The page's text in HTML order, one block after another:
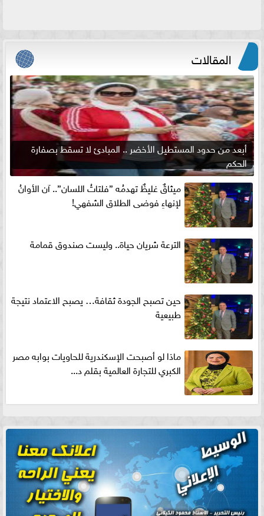
المقالات
أبعد من حدود المستطيل الأخضر .. المبادئ لا تسقط بصفارة
الحكم
ميثاقٌ غليظٌ تهدمُه ”فلتاتُ اللسان”.. آن الأوانُ
لإنهاءِ فوضى الطلاق الشفهي!
الترعة شريان حياة.. وليست صندوق قمامة
حين تصبح الجودة ثقافة… يصبح الاعتماد نتيجة
طبيعية
ماذا لو أصبحت الإسكندرية للحاويات بوابه مصر
الكبري للتجارة العالمية بقلم د...